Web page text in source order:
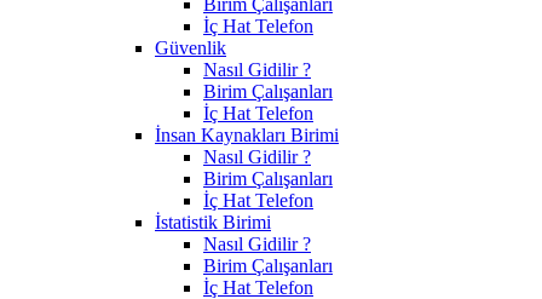
İç Hat Telefon
Güvenlik
Nasıl Gidilir ?
Birim Çalışanları
İç Hat Telefon
İnsan Kaynakları Birimi
Nasıl Gidilir ?
Birim Çalışanları
İç Hat Telefon
İstatistik Birimi
Nasıl Gidilir ?
Birim Çalışanları
İç Hat Telefon